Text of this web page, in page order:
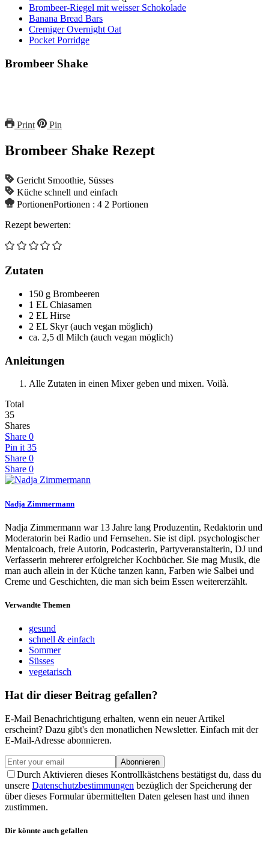
Brombeer-Riegel mit weisser Schokolade
Banana Bread Bars
Cremiger Overnight Oat
Pocket Porridge
Brombeer Shake
Print Pin
Brombeer Shake Rezept
Gericht Smoothie, Süsses
Küche schnell und einfach
PortionenPortionen : 4 2 Portionen
Rezept bewerten:
Zutaten
150 g Brombeeren
1 EL Chiasamen
2 EL Hirse
2 EL Skyr (auch vegan möglich)
ca. 2,5 dl Milch (auch vegan möglich)
Anleitungen
Alle Zutaten in einen Mixer geben und mixen. Voilà.
Total
35
Shares
Share 0
Pin it 35
Share 0
Share 0
Nadja Zimmermann
Nadja Zimmermann war 13 Jahre lang Produzentin, Redaktorin und
Moderatorin bei Radio und Fernsehen. Sie ist dipl. psychologischer
Mentalcoach, freie Autorin, Podcasterin, Partyveranstalterin, DJ und
Verfasserin mehrerer erfolgreicher Kochbücher. Sie mag Musik, die
man auch allein in der Küche tanzen kann, Farben wie Salbei und
Creme und Geschichten, die man sich beim Essen weitererzählt.
Verwandte Themen
gesund
schnell & einfach
Sommer
Süsses
vegetarisch
Hat dir dieser Beitrag gefallen?
E-Mail Benachrichtigung erhalten, wenn ein neuer Artikel
erscheint? Dazu gibt's den monatlichen Newsletter. Einfach mit der
E-Mail-Adresse abonnieren.
Abonnieren
Durch Aktivieren dieses Kontrollkästchens bestätigst du, dass du
unsere Datenschutzbestimmungen bezüglich der Speicherung der
über dieses Formular übermittelten Daten gelesen hast und ihnen
zustimmen.
Dir könnte auch gefallen